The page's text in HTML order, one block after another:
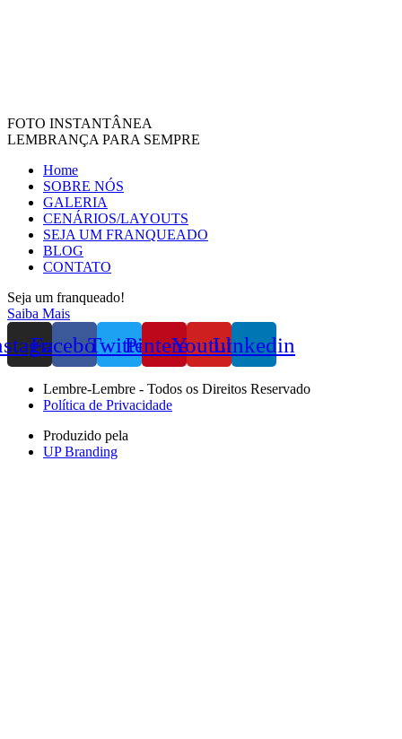
FOTO INSTANTÂNEA
LEMBRANÇA PARA SEMPRE
Home
SOBRE NÓS
GALERIA
CENÁRIOS/LAYOUTS
SEJA UM FRANQUEADO
BLOG
CONTATO
Seja um franqueado!
Saiba Mais
FacebookTwitterPinterestYoutubeLinkedin
Lembre-Lembre - Todos os Direitos Reservado
Política de Privacidade
Produzido pela
UP Branding